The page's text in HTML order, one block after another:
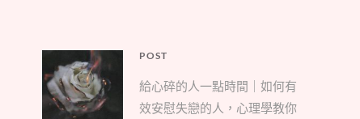
章
導
POST
Parent
post:
給心碎的人一點時間｜如何有
效安慰失戀的人，心理學教你